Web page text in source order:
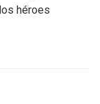
héroes